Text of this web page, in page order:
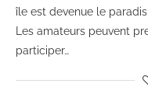
île est devenue le
Les amateurs peuvent
participer…